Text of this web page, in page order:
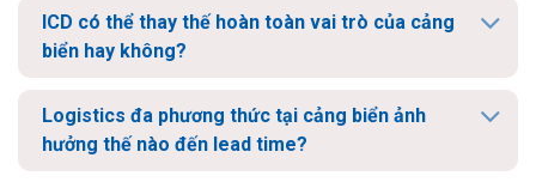
ICD có thể thay thế hoàn toàn vai trò của cảng
biển hay không?
Logistics đa phương thức tại cảng biển ảnh
hưởng thế nào đến lead time?